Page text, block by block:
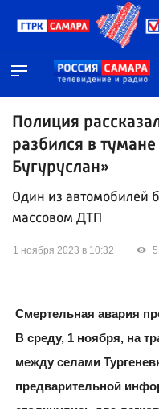
Полиция
разбился в
Бугуруслан»
Один из автомобилей
массовом ДТП
1 ноября 2023 в 10:32
Смертельная авария
В среду, 1 ноября, на
между селами
предварительной